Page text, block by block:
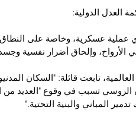
العدل الدولية:
عملية عسكرية، وخاصة على النطاق
وإلحاق أضرار نفسية
تابعت قائلة: "السكان
الروسي تسبب في وقوع "العديد من
المباني والبنية التحتية."